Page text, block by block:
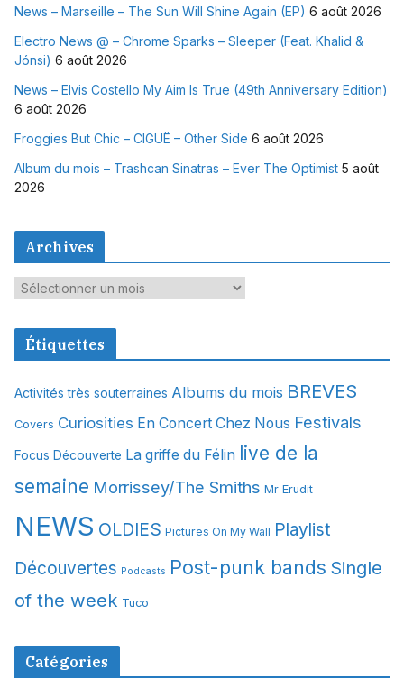
News – Marseille – The Sun Will Shine Again (EP) 6 août 2026
Electro News @ – Chrome Sparks – Sleeper (Feat. Khalid &
Jónsi) 6 août 2026
News – Elvis Costello My Aim Is True (49th Anniversary Edition)
6 août 2026
Froggies But Chic – CIGUË – Other Side 6 août 2026
Album du mois – Trashcan Sinatras – Ever The Optimist 5 août
2026
Archives
A
c
v
e
Étiquettes
Activités très souterraines Albums du mois BREVES
Covers Curiosities En Concert Chez Nous Festivals
Focus Découverte La griffe du Félin live de la
semaine Morrissey/The Smiths Mr Erudit
NEWS OLDIES Pictures On My Wall Playlist
Découvertes Podcasts Post-punk bands Single
of the week Tuco
Catégories